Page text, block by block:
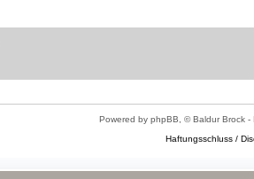
Powered by phpBB, © Baldur Brock -
Haftungsschluss /